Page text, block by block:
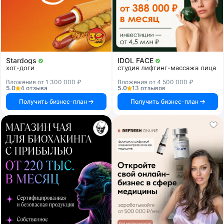
Stardogs
хот-доги
Вложения от 1 300 000 ₽
5.0
4 отзыва
Получить бизнес-план
IDOL FACE
студия лифтинг-массажа лица
Вложения от 4 500 000 ₽
5.0
13 отзывов
Получить бизнес-план